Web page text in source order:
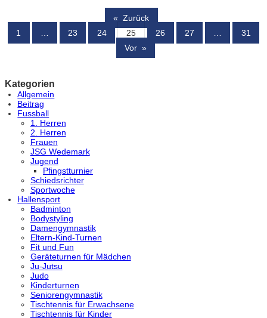
« Zurück
1
23 24 25 26 27
31
Vor »
Kategorien
Allgemein
Beitrag
Fussball
1. Herren
2. Herren
Frauen
JSG Wedemark
Jugend
Pfingstturnier
Schiedsrichter
Sportwoche
Hallensport
Badminton
Bodystyling
Damengymnastik
Eltern-Kind-Turnen
Fit und Fun
Geräteturnen für Mädchen
Ju-Jutsu
Judo
Kinderturnen
Seniorengymnastik
Tischtennis für Erwachsene
Tischtennis für Kinder